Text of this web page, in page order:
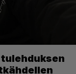
tulehduksen